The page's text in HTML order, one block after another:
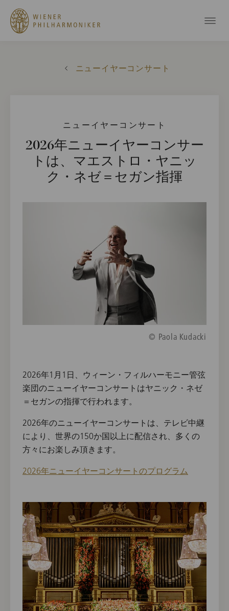
ニューイヤーコンサート
ニューイヤーコンサート
2026年ニューイヤーコンサー
トは、マエストロ・ヤニッ
ク・ネゼ＝セガン指揮
© Paola Kudacki
2026年1月1日、ウィーン・フィルハーモニー管弦
楽団のニューイヤーコンサートはヤニック・ネゼ
＝セガンの指揮で行われます。
2026年のニューイヤーコンサートは、テレビ中継
により、世界の150か国以上に配信され、多くの
方々にお楽しみ頂きます。
2026年ニューイヤーコンサートのプログラム